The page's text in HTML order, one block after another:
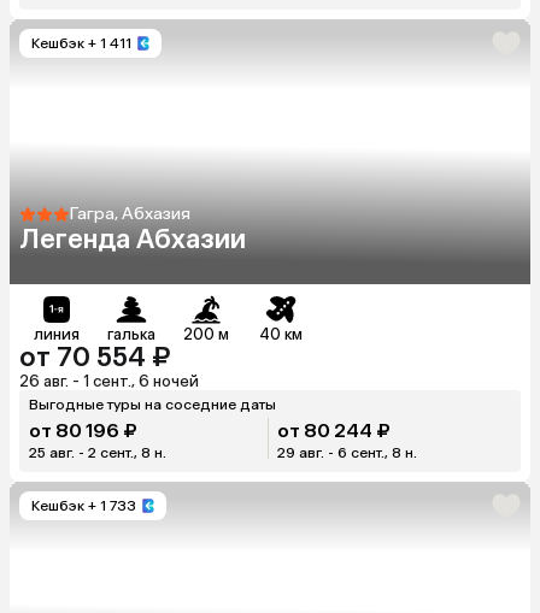
Кешбэк + 1 411
Гагра, Абхазия
Легенда Абхазии
линия галька 200 м 40 км
от 70 554 ₽
26 авг. - 1 сент., 6 ночей
Выгодные туры на соседние даты
от 80 196 ₽
25 авг. - 2 сент., 8 н.
от 80 244 ₽
29 авг. - 6 сент., 8 н.
Кешбэк + 1 733